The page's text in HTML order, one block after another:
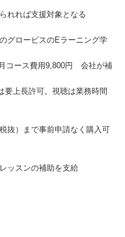
れれば支援対象となる
グロービスのEラーニング学
コース費用9,800円 会社が補
上長許可。視聴は業務時間
抜）まで事前申請なく購入可
ッスンの補助を支給